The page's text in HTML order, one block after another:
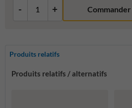
- +
Produits relatifs
Produits relatifs / alternatifs